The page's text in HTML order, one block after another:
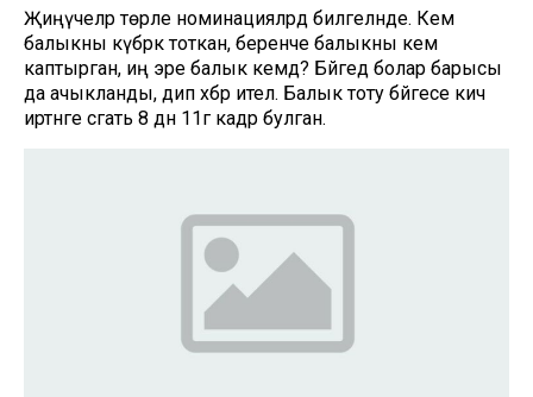
Җиңүчеләр төрле номинацияләрдә билгеләнде. Кем
балыкны күбрәк тоткан, беренче балыкны кем
каптырган, иң эре балык кемдә? Бәйгедә болар барысы
да ачыкланды, дип хәбәр ителә. Балык тоту бәйгесе кичә
иртәнге сәгать 8 дән 11гә кадәр булган.